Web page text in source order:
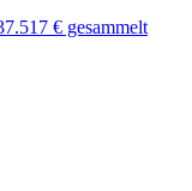
€ gesammelt